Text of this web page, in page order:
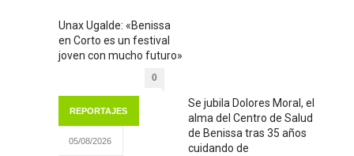
Unax Ugalde: «Benissa
en Corto es un festival
joven con mucho futuro»
0
REPORTAJES
05/08/2026
Se jubila Dolores Moral, el
alma del Centro de Salud
de Benissa tras 35 años
cuidando de